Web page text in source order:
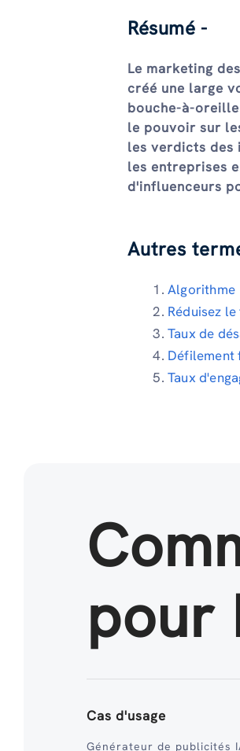
Résumé -
Le marketing
créé une large
bouche-à-
le pouvoir sur
les verdicts des
les entreprises
d'influenceurs
Autres
Algorithme
Réduisez
Taux de
Défilement
Taux
pour
Cas d'usage
Générateur de publicités